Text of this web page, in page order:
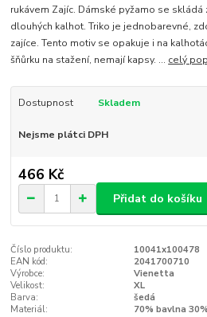
rukávem Zajíc. Dámské pyžamo se skládá
dlouhých kalhot. Triko je jednobarevné,
zajíce. Tento motiv se opakuje i na
šňůrku na stažení, nemají kapsy. ... celý
Dostupnost Skladem
Nejsme plátci DPH
466 Kč
Přidat do košíku
Číslo produktu:
10041x100478
EAN kód:
2041700710
Výrobce:
Vienetta
Velikost:
XL
Barva:
šedá
Materiál:
70% bavlna